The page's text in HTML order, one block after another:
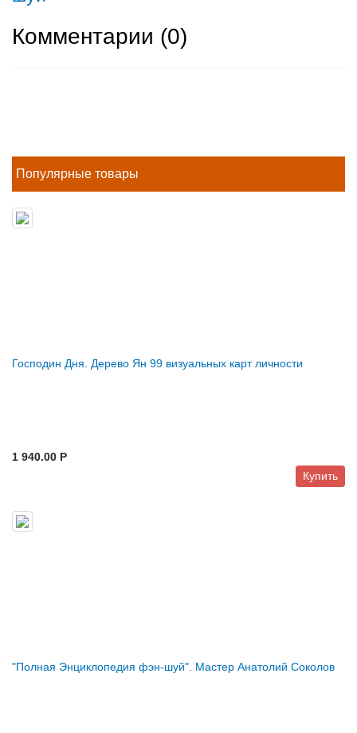
Комментарии (0)
Популярные товары
Господин Дня. Дерево Ян 99 визуальных карт личности
1 940.00 P
Купить
"Полная Энциклопедия фэн-шуй". Мастер Анатолий Соколов